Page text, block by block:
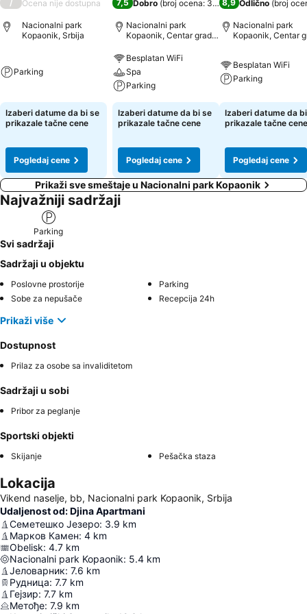
/ Ocena nije dostupna
Nacionalni park
Kopaonik, Srbija
Parking
Izaberi datume da bi se
prikazale tačne cene
Pogledaj cene
7,5 Dobro (broj ocena: 344)
Nacionalni park
Kopaonik, Centar grada:
Besplatan WiFi
Spa
Parking
Izaberi datume da bi se
prikazale tačne cene
Pogledaj cene
8,9 Odlično (broj
Nacionalni park
Kopaonik, Centar
Besplatan WiFi
Parking
Izaberi datume da
prikazale tačne cene
Pogledaj cene
Prikaži sve smeštaje u Nacionalni park Kopaonik
Najvažniji sadržaji
Parking
Svi sadržaji
Sadržaji u objektu
Poslovne prostorije
Parking
Sobe za nepušače
Recepcija 24h
Prikaži više
Dostupnost
Prilaz za osobe sa invaliditetom
Sadržaji u sobi
Pribor za peglanje
Sportski objekti
Skijanje Pešačka staza
Lokacija
Vikend naselje, bb, Nacionalni park Kopaonik, Srbija
Udaljenost od: Djina Apartmani
Семетешко Језеро: 3.9 km
Марков Камен: 4 km
Obelisk: 4.7 km
Nacionalni park Kopaonik: 5.4 km
Јеловарник: 7.6 km
Рудница: 7.7 km
Гејзир: 7.7 km
Метође: 7.9 km